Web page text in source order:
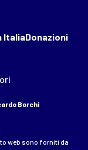
ItaliaDonazioni
Borchi
web sono forniti da